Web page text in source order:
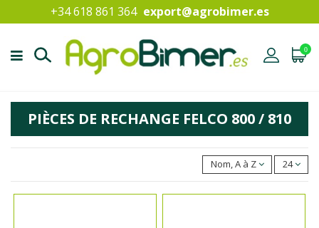
+34 618 861 364 export@agrobimer.es
0
PIÈCES DE RECHANGE FELCO 800 / 810
Nom, A à Z 24